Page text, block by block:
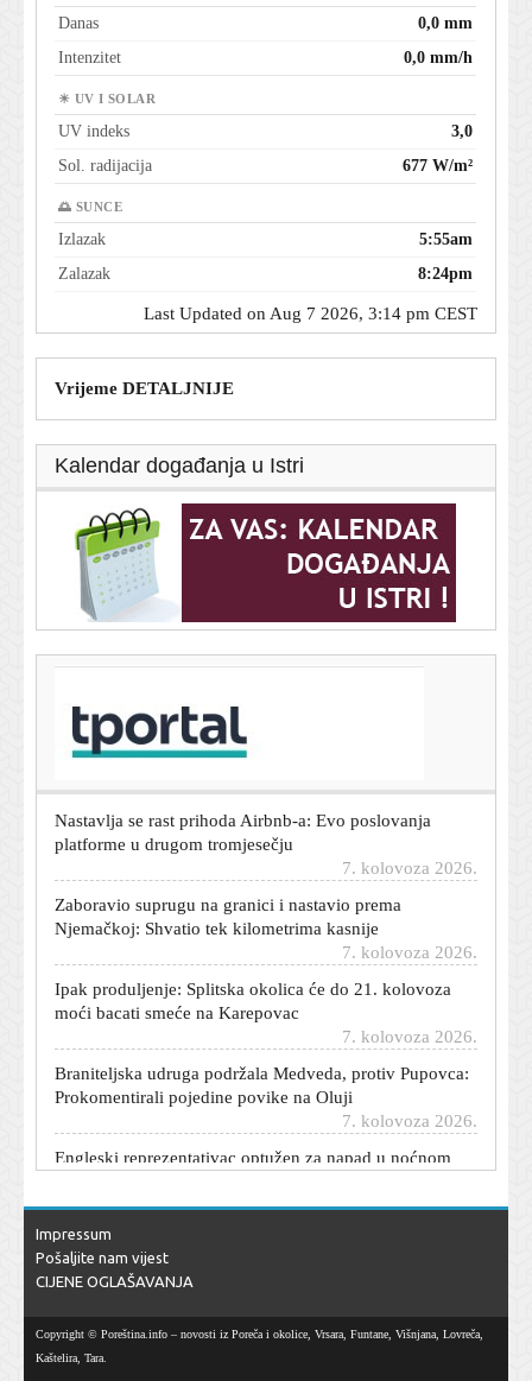
Danas
0,0 mm
Intenzitet
0,0 mm/h
☀ UV I SOLAR
UV indeks
3,0
Sol. radijacija
677 W/m²
🌅 SUNCE
Izlazak
5:55am
Zalazak
8:24pm
Last Updated on Aug 7 2026, 3:14 pm CEST
Vrijeme DETALJNIJE
Kalendar događanja u Istri
Zara ima suknju koja spašava svaki ljetni stajling, a stoji
manje od 40 eura
platforme u drugom tromjesečju
Zaboravio suprugu na granici i nastavio prema
Njemačkoj: Shvatio tek kilometrima kasnije
7. kolovoza 2026.
Ipak produljenje: Splitska okolica će do 21. kolovoza
moći bacati smeće na Karepovac
Braniteljska udruga podržala Medveda, protiv Pupovca:
Prokomentirali pojedine povike na Oluji
7. kolovoza 2026.
Engleski reprezentativac optužen za napad u noćnom
klubu. Morat će na sud
nedjelje'
bolje procijenio od svojih kritičara
Impressum
Pošaljite nam vijest
CIJENE OGLAŠAVANJA
Copyright © Poreština.info – novosti iz Poreča i okolice, Vrsara, Funtane, Višnjana, Lovreča,
Kaštelira, Tara.